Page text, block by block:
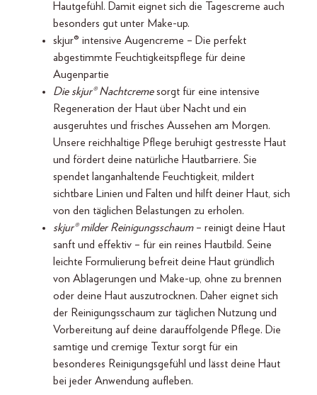
Hautgefühl. Damit eignet sich die Tagescreme auch
besonders gut unter Make-up.
skjur® intensive Augencreme – Die perfekt
abgestimmte Feuchtigkeitspflege für deine
Augenpartie
Die skjur® Nachtcremesorgt für eine intensive
Regeneration der Haut über Nacht und ein
ausgeruhtes und frisches Aussehen am Morgen.
Unsere reichhaltige Pflege beruhigt gestresste Haut
und fördert deine natürliche Hautbarriere. Sie
spendet langanhaltende Feuchtigkeit, mildert
sichtbare Linien und Falten und hilft deiner Haut, sich
von den täglichen Belastungen zu erholen.
skjur® milder Reinigungsschaum– reinigt deine Haut
sanft und effektiv – für ein reines Hautbild. Seine
leichte Formulierung befreit deine Haut gründlich
von Ablagerungen und Make-up, ohne zu brennen
oder deine Haut auszutrocknen. Daher eignet sich
der Reinigungsschaum zur täglichen Nutzung und
Vorbereitung auf deine darauffolgende Pflege. Die
samtige und cremige Textur sorgt für ein
besonderes Reinigungsgefühl und lässt deine Haut
bei jeder Anwendung aufleben.